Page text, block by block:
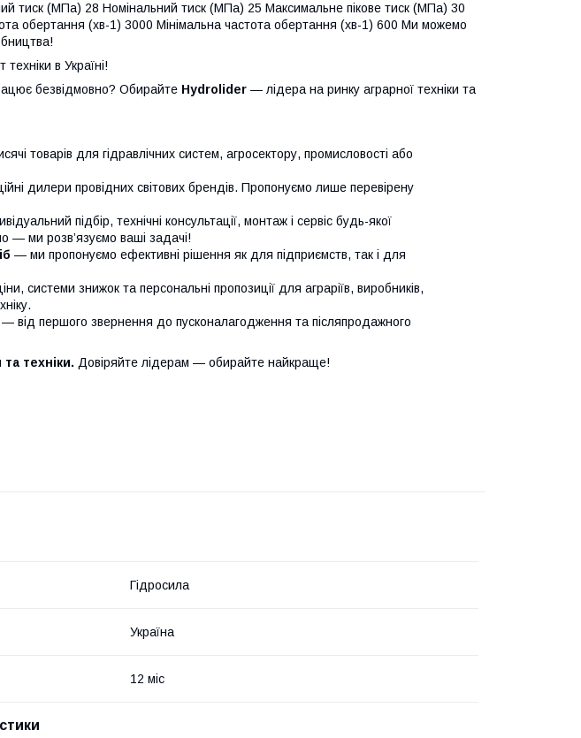
тиск (МПа) 28 Номінальний тиск (МПа) 25 Максимальне пікове тиск (МПа) 30
обертання (хв-1) 3000 Мінімальна частота обертання (хв-1) 600 Ми можемо
в Україні!
безвідмовно? Обирайте Hydrolider — лідера на ринку аграрної техніки та
товарів для гідравлічних систем, агросектору, промисловості або
дилери провідних світових брендів. Пропонуємо лише перевірену
підбір, технічні консультації, монтаж і сервіс будь-якої
— ми розв’язуємо ваші задачі!
— ми пропонуємо ефективні рішення як для підприємств, так і для
системи знижок та персональні пропозиції для аграріїв, виробників,
— від першого звернення до пусконалагодження та післяпродажного
техніки. Довіряйте лідерам — обирайте найкраще!
Гідросила
Україна
12 міс